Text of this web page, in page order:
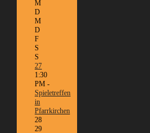
M
D
M
D
F
S
S
27
1:30
PM -
Spieletreffen
in
Pfarrkirchen
28
29